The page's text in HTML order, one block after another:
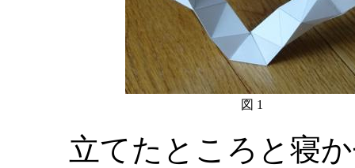
図 1
立てたところと寝